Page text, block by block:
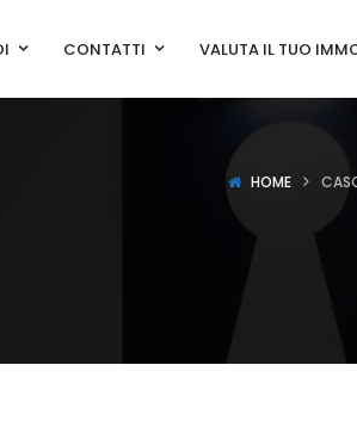
CONTATTI VALUTA IL TUO
HOME